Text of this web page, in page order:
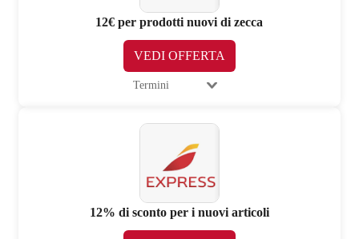
12€ per prodotti nuovi di zecca
VEDI OFFERTA
Termini
12% di sconto per i nuovi articoli